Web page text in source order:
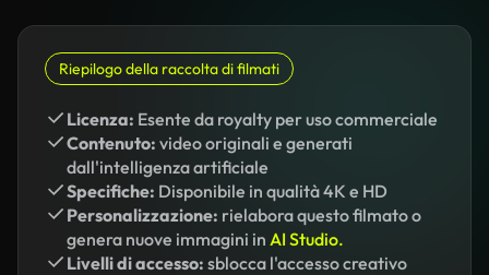
Riepilogo della raccolta di filmati
Licenza: Esente da royalty per uso commerciale
Contenuto: video originali e generati
dall'intelligenza artificiale
Specifiche: Disponibile in qualità 4K e HD
Personalizzazione: rielabora questo filmato o
genera nuove immagini in AI Studio.
Livelli di accesso: sblocca l'accesso creativo